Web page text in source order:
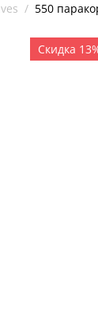
/ 550
Скидка